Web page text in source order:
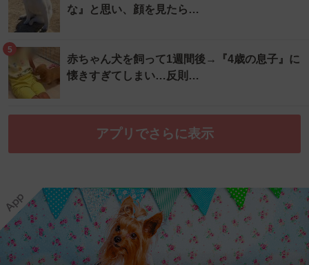
な』と思い、顔を見たら…
5
赤ちゃん犬を飼って1週間後→『4歳の息子』に
懐きすぎてしまい…反則…
アプリでさらに表示